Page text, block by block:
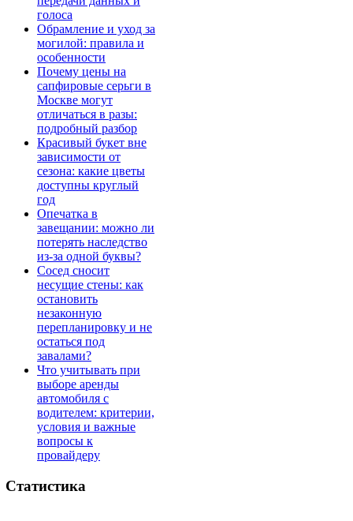
голоса
Обрамление и уход за
могилой: правила и
особенности
Почему цены на
сапфировые серьги в
Москве могут
отличаться в разы:
подробный разбор
Красивый букет вне
зависимости от
сезона: какие цветы
доступны круглый
год
Опечатка в
завещании: можно ли
потерять наследство
из-за одной буквы?
Сосед сносит
несущие стены: как
остановить
незаконную
перепланировку и не
остаться под
завалами?
Что учитывать при
выборе аренды
автомобиля с
водителем: критерии,
условия и важные
вопросы к
провайдеру
Статистика